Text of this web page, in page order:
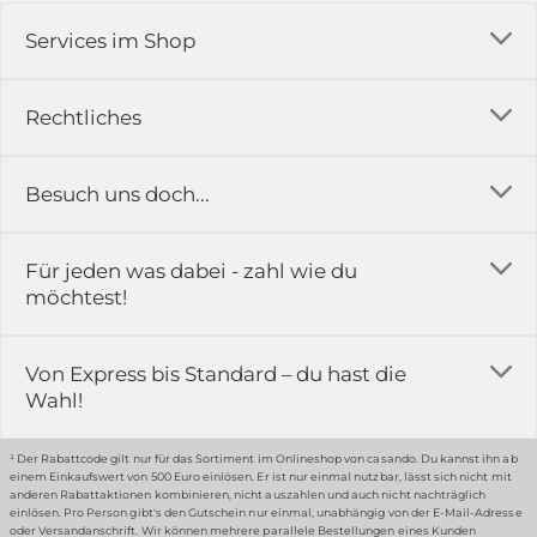
Rechtliches
Impressum
Rückgabe & Reklamation
Widerrufsrecht
Datenschutz-Einstellung
Erklärung zur Barrierefreiheit
Services im Shop
Versandkosten
Erfahrungsberichte & Bewertungen
Kontakt
Karriere
Gewerbekunden
Grounding Page
Besuch uns doch...
in der Ausstellung...
51789 Lindlar
Hinweis:
… oder in unserem Fachmarkt
Für jeden was dabei - zahl wie du
möchtest!
Von Express bis Standard – du hast die
Wahl!
¹ Der Rabattcode gilt nur für das Sortiment im Onlineshop von casando. Du kannst ihn ab
einem Einkaufswert von 500 Euro einlösen. Er ist nur einmal nutzbar, lässt sich nicht mit
anderen Rabattaktionen kombinieren, nicht auszahlen und auch nicht nachträglich
einlösen. Pro Person gibt's den Gutschein nur einmal, unabhängig von der E-Mail-Adresse
oder Versandanschrift. Wir können mehrere parallele Bestellungen eines Kunden